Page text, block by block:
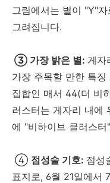
그림에서는 별이 "Y"
그려집니다.
③ 가장 밝은 별: 게자
가장 주목할 만한 특
집합인 매서 44(더 비
러스터는 게자리 내에
에 "비하이브 클러스
④ 점성술 기호: 점성
표지로, 6월 21일에서